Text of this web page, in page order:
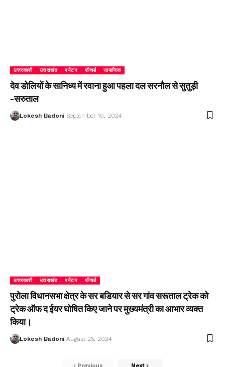
उत्तरकाशी उत्तराखंड पर्यटन फीचर्ड सामाजिक
देव डोलियों के सानिध्य में रवाना हुआ पहला दल सरनौल से सुतुड़ी
-सरुताल
Lokesh Badoni September 10, 2024
उत्तरकाशी उत्तराखंड पर्यटन फीचर्ड
पुरोला विधानसभा क्षेत्र के सर बडियार से सर गांव सरूताल ट्रेक को
ट्रेक ऑफ द ईयर घोषित किए जाने पर मुख्यमंत्री का आभार व्यक्त
किया।
Lokesh Badoni August 25, 2024